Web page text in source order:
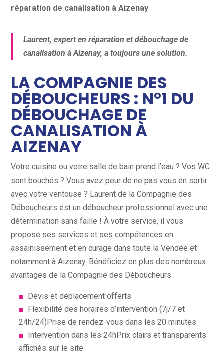
réparation de canalisation à Aizenay.
Laurent, expert en réparation et débouchage de
canalisation à Aizenay, a toujours une solution.
LA COMPAGNIE DES
DÉBOUCHEURS : N°1 DU
DÉBOUCHAGE DE
CANALISATION À
AIZENAY
Votre cuisine ou votre salle de bain prend l’eau ? Vos WC
sont bouchés ? Vous avez peur de ne pas vous en sortir
avec votre ventouse ? Laurent de la Compagnie des
Déboucheurs est un déboucheur professionnel avec une
détermination sans faille ! À votre service, il vous
propose ses services et ses compétences en
assainissement et en curage dans toute la Vendée et
notamment à Aizenay. Bénéficiez en plus des nombreux
avantages de la Compagnie des Déboucheurs :
Devis et déplacement offerts
Flexibilité des horaires d’intervention (7j/7 et
24h/24)Prise de rendez-vous dans les 20 minutes
Intervention dans les 24hPrix clairs et transparents
affichés sur le site